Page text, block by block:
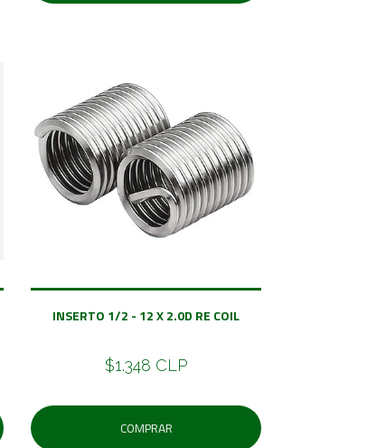
INSERTO 1/2 - 12 X 2.0D RE COIL
$1.348 CLP
COMPRAR